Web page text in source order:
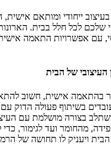
בעיצוב ייחודי ומותאם
שלכם לכל חלל בבית.
עם אפשרויות התאמה
העיצובי של הבית
בהתאמה אישית, חשוב
בשיתוף פעולה הדוק
בצורה מושלמת עם
מהחומר ועד לגימור,
ויעניק לו תחושה של